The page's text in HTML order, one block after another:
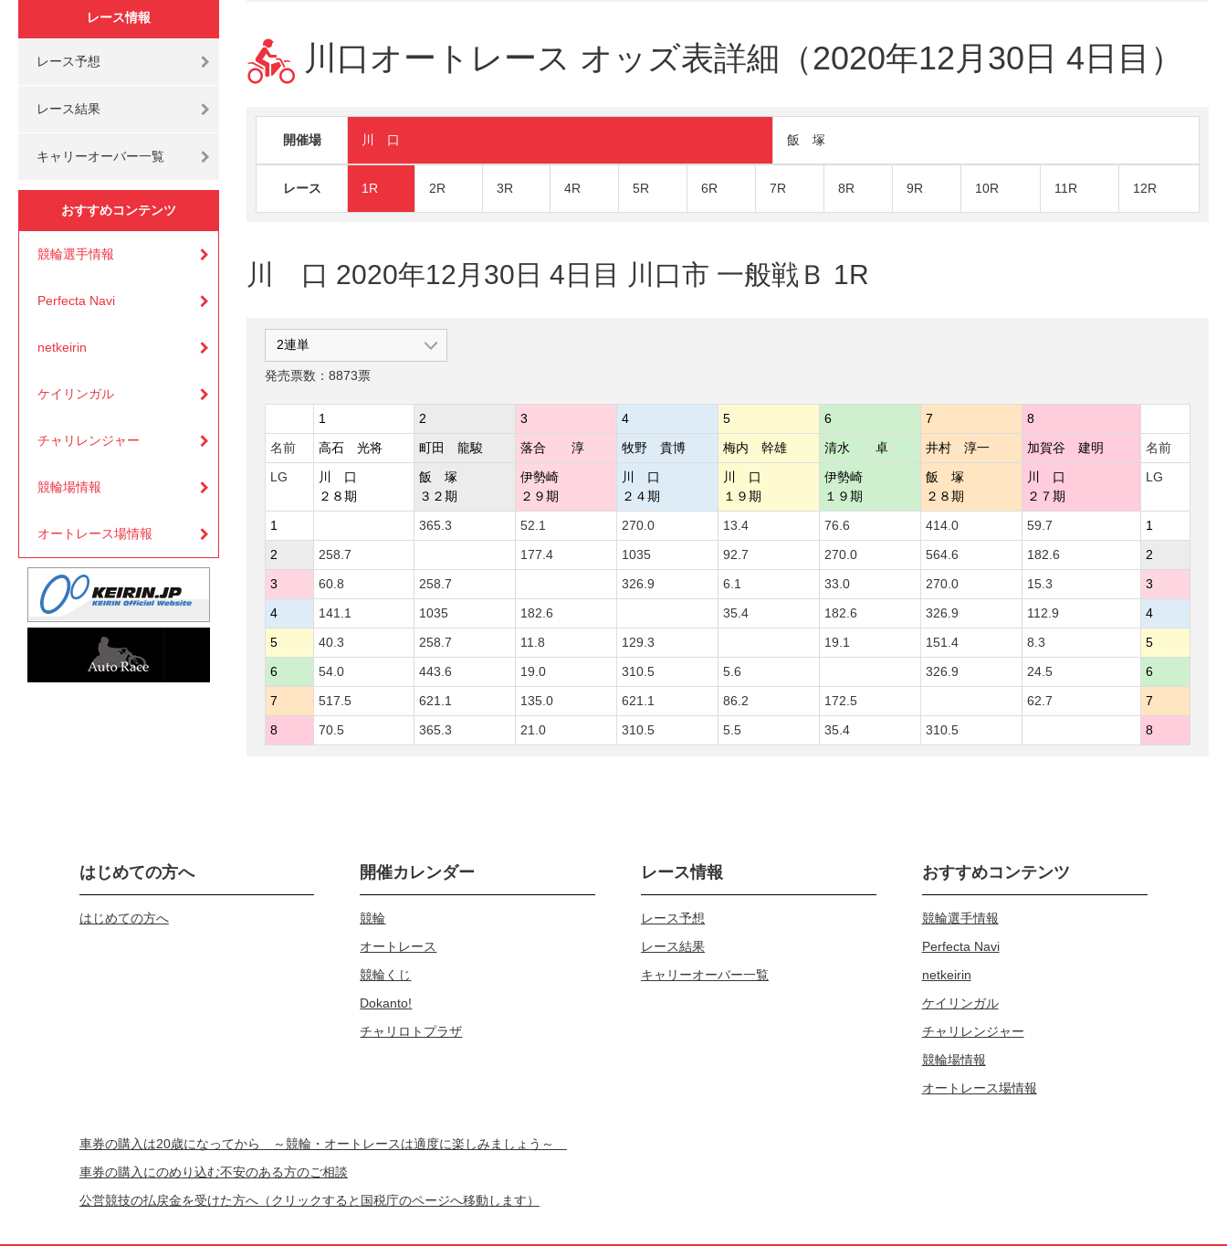
レース情報
レース予想
レース結果
キャリーオーバー一覧
おすすめコンテンツ
競輪選手情報
Perfecta Navi
netkeirin
ケイリンガル
チャリレンジャー
競輪場情報
オートレース場情報
川口オートレース オッズ表詳細（2020年12月30日 4日目）
開催場 川 口 飯 塚
レース 1R 2R 3R 4R 5R 6R 7R 8R 9R 10R 11R 12R
川 口 2020年12月30日 4日目 川口市 一般戦Ｂ 1R
発売票数：8873票
1 2 3 4 5 6 7
8
名前
高石 光将 町田 龍駿 落合 淳 牧野 貴博 梅内 幹雄 清水 卓 井村 淳一 加賀谷 建明
名前
LG
川 口
２８期
飯 塚
３２期
伊勢崎
２９期
川 口
２４期
川 口
１９期
伊勢崎
１９期
飯 塚
２８期
川 口
２７期
LG
1 365.3 52.1 270.0 13.4 76.6 414.0 59.7
1
2
258.7 177.4 1035 92.7 270.0 564.6 182.6
2
3
60.8 258.7 326.9 6.1 33.0 270.0 15.3
3
4
141.1 1035 182.6 35.4 182.6 326.9 112.9
4
5
40.3 258.7 11.8 129.3 19.1 151.4 8.3
5
6
54.0 443.6 19.0 310.5 5.6 326.9 24.5
6
7
517.5 621.1 135.0 621.1 86.2 172.5 62.7
7
8
70.5 365.3 21.0 310.5 5.5 35.4 310.5 8
はじめての方へ
はじめての方へ
開催カレンダー
競輪
オートレース
競輪くじ
Dokanto!
チャリロトプラザ
レース情報
レース予想
レース結果
キャリーオーバー一覧
おすすめコンテンツ
競輪選手情報
Perfecta Navi
netkeirin
ケイリンガル
チャリレンジャー
競輪場情報
オートレース場情報
車券の購入は20歳になってから ～競輪・オートレースは適度に楽しみましょう～
車券の購入にのめり込む不安のある方のご相談
公営競技の払戻金を受けた方へ（クリックすると国税庁のページへ移動します）